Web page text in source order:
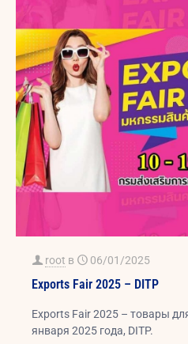
root в 06/01/2025
Exports Fair 2025 – DITP
Exports Fair 2025 – товары
января 2025 года, DITP.